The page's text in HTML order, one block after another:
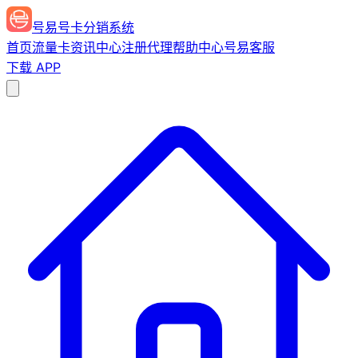
号易号卡分销系统
首页流量卡资讯中心注册代理帮助中心号易客服
下载 APP